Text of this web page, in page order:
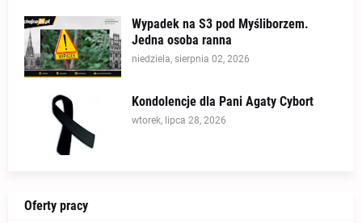
Wypadek na S3 pod Myśliborzem.
Jedna osoba ranna
niedziela, sierpnia 02, 2026
Kondolencje dla Pani Agaty Cybort
wtorek, lipca 28, 2026
Oferty pracy